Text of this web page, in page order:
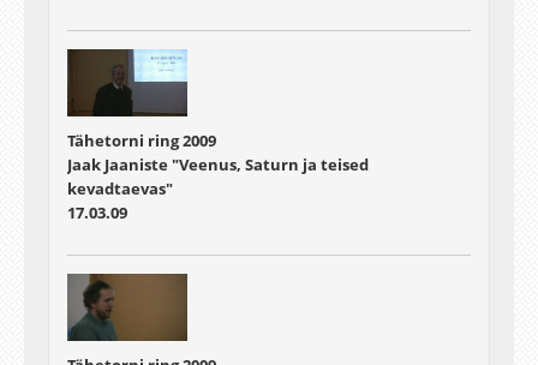
Tähetorni ring 2009
Jaak Jaaniste "Veenus, Saturn ja teised
kevadtaevas"
17.03.09